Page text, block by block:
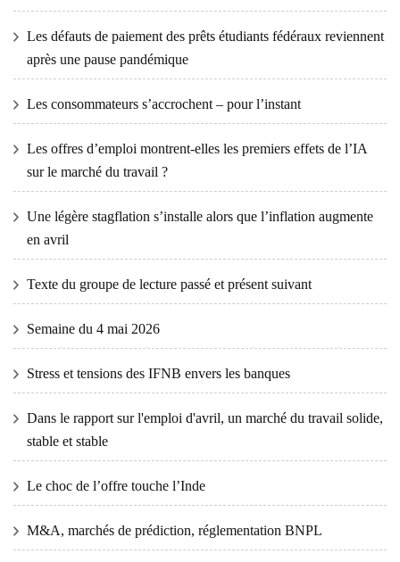
Les défauts de paiement des prêts étudiants fédéraux reviennent
après une pause pandémique
Les consommateurs s’accrochent – ​​pour l’instant
Les offres d’emploi montrent-elles les premiers effets de l’IA
sur le marché du travail ?
Une légère stagflation s’installe alors que l’inflation augmente
en avril
Texte du groupe de lecture passé et présent suivant
Semaine du 4 mai 2026
Stress et tensions des IFNB envers les banques
Dans le rapport sur l'emploi d'avril, un marché du travail solide,
stable et stable
Le choc de l’offre touche l’Inde
M&A, marchés de prédiction, réglementation BNPL